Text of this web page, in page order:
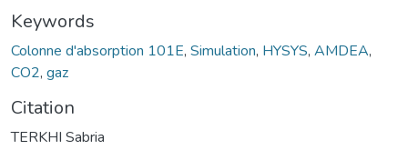
Keywords
Colonne d'absorption 101E, Simulation, HYSYS, AMDEA,
CO2, gaz
Citation
TERKHI Sabria